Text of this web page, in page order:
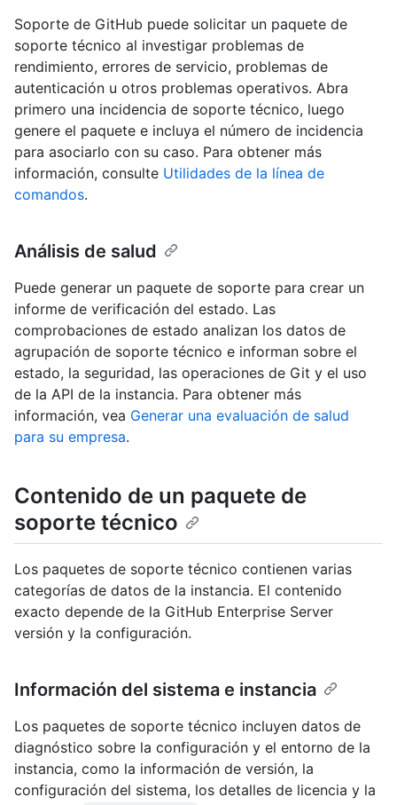
Soporte de GitHub puede solicitar un paquete de
soporte técnico al investigar problemas de
rendimiento, errores de servicio, problemas de
autenticación u otros problemas operativos. Abra
primero una incidencia de soporte técnico, luego
genere el paquete e incluya el número de incidencia
para asociarlo con su caso. Para obtener más
información, consulte Utilidades de la línea de
comandos.
Análisis de salud
Puede generar un paquete de soporte para crear un
informe de verificación del estado. Las
comprobaciones de estado analizan los datos de
agrupación de soporte técnico e informan sobre el
estado, la seguridad, las operaciones de Git y el uso
de la API de la instancia. Para obtener más
información, vea Generar una evaluación de salud
para su empresa.
Contenido de un paquete de
soporte técnico
Los paquetes de soporte técnico contienen varias
categorías de datos de la instancia. El contenido
exacto depende de la GitHub Enterprise Server
versión y la configuración.
Información del sistema e instancia
Los paquetes de soporte técnico incluyen datos de
diagnóstico sobre la configuración y el entorno de la
instancia, como la información de versión, la
configuración del sistema, los detalles de licencia y la